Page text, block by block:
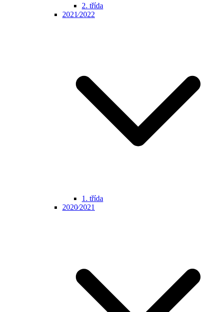
2. třída
2021⁄2022
1. třída
2020⁄2021